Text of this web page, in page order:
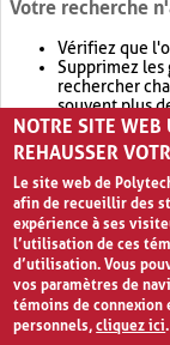
Votre recherche
Vérifiez que
Supprimez
rechercher
souvent plus
Envisagez
retournera
NOTRE SITE
REHAUSSER
Le site web de
afin de recueillir des
expérience à ses
l’utilisation de ces
d’utilisation. Vous
vos paramètres de
témoins de connexion
personnels,cliquez ici.